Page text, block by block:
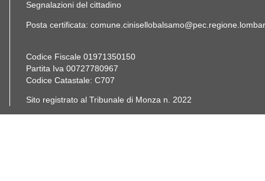
Segnalazioni del cittadino
Posta certificata:
Codice Fiscale 01971350150
Partita Iva 00727780967
Codice Catastale: C707
Sito registrato al Tribunale di Monza n. 2022